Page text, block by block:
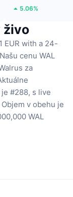
5.06%
živo
EUR with a 24-
Našu cenu WAL
za
#288, s live
Objem v obehu je
WAL